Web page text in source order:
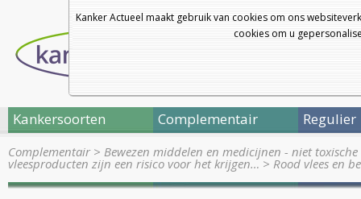
Kanker Actueel maakt gebruik van cookies om ons
cookies om u
Kankersoorten Complementair Regulier
Complementair> Bewezen middelen en medicijnen - niet
vleesproducten zijn een risico voor het krijgen… > Rood vlees en